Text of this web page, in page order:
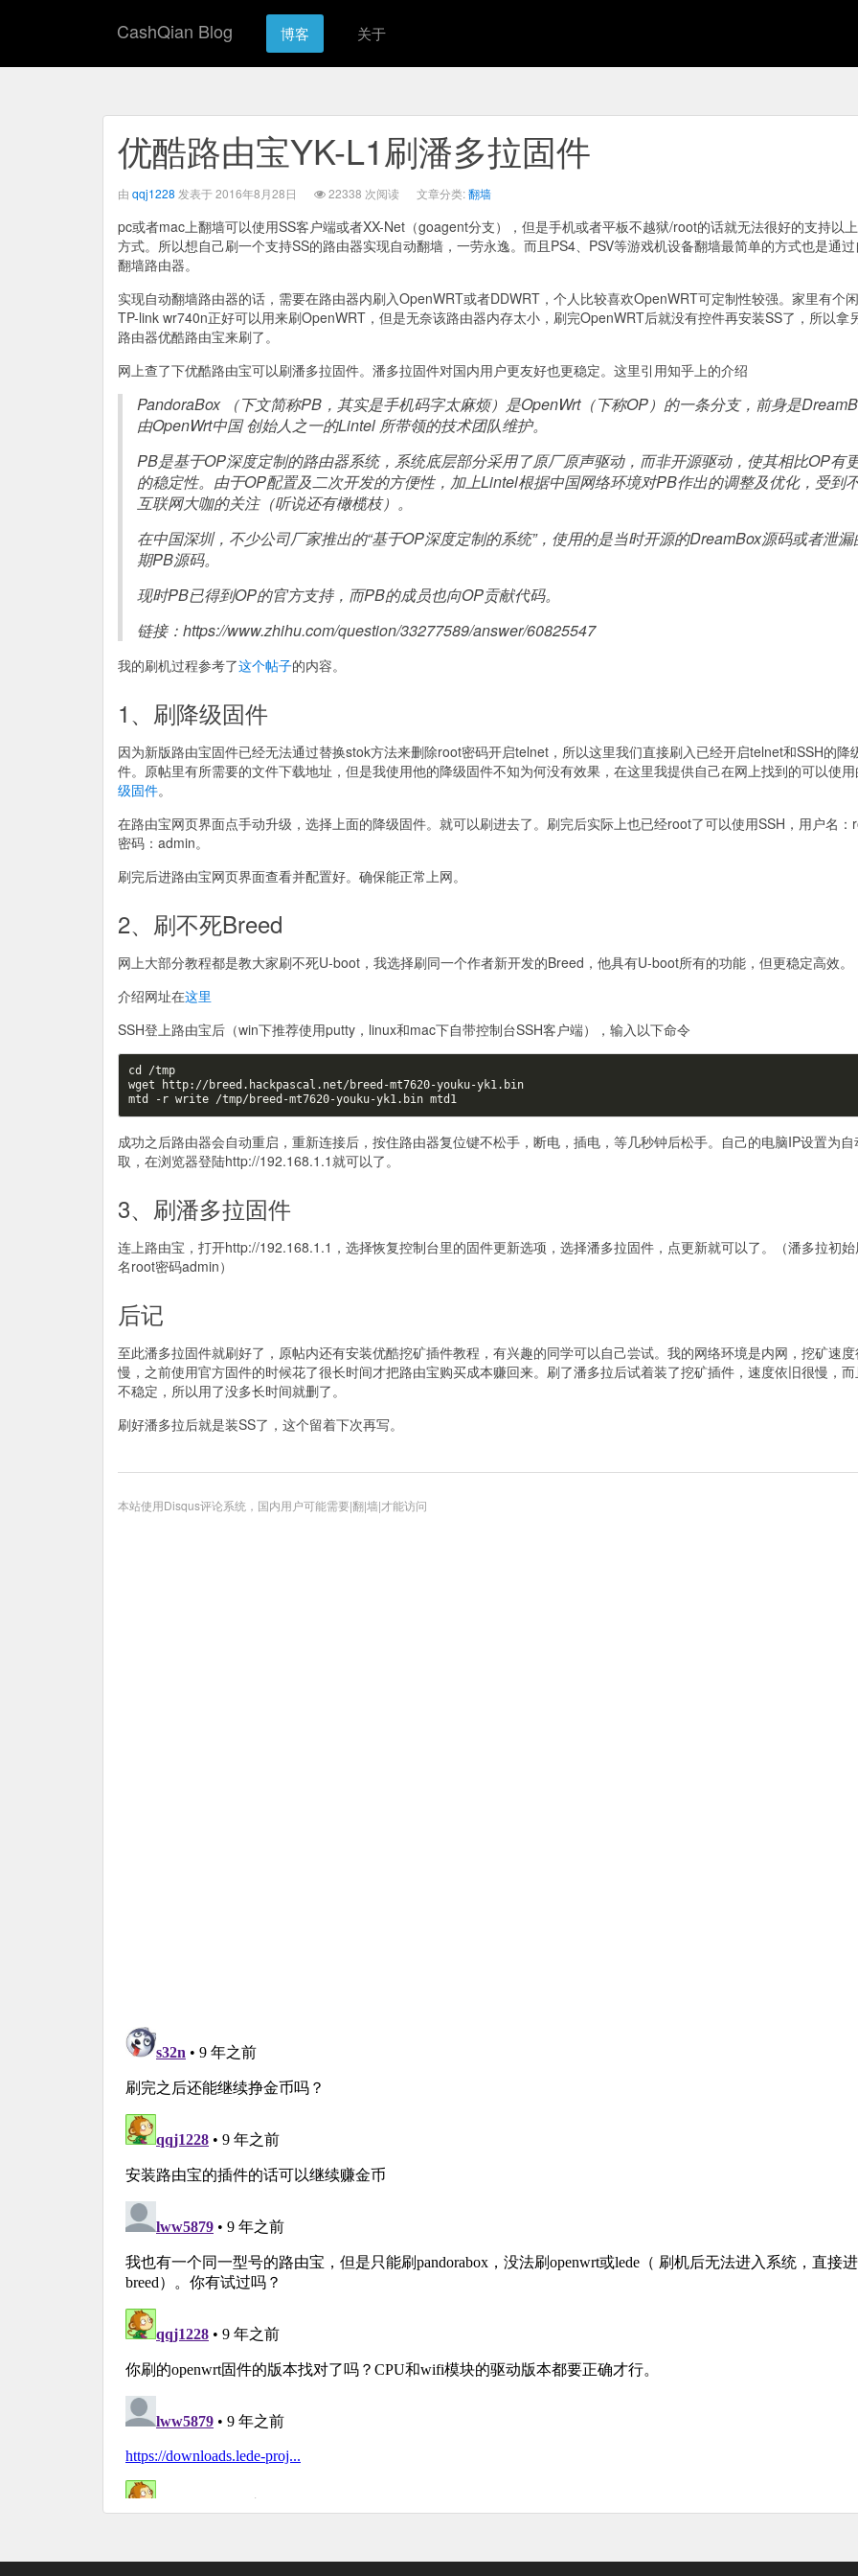
CashQian Blog 博客 关于
优酷路由宝YK-L1刷潘多拉固件
由 qqj1228 发表于 2016年8月28日 22338 次阅读 文章分类:翻墙
pc或者mac上翻墙可以使用SS客户端或者XX-Net（goagent分支），但是手机或者平板不越狱/root的话就无法很好的支持以
方式。所以想自己刷一个支持SS的路由器实现自动翻墙，一劳永逸。而且PS4、PSV等游戏机设备翻墙最简单的方式也是通
翻墙路由器。
实现自动翻墙路由器的话，需要在路由器内刷入OpenWRT或者DDWRT，个人比较喜欢OpenWRT可定制性较强。家里有个
TP-link wr740n正好可以用来刷OpenWRT，但是无奈该路由器内存太小，刷完OpenWRT后就没有控件再安装SS了，所以拿
路由器优酷路由宝来刷了。
网上查了下优酷路由宝可以刷潘多拉固件。潘多拉固件对国内用户更友好也更稳定。这里引用知乎上的介绍
PandoraBox （下文简称PB，其实是手机码字太麻烦）是OpenWrt（下称OP）的一条分支，前身是
由OpenWrt中国 创始人之一的Lintel 所带领的技术团队维护。
PB是基于OP深度定制的路由器系统，系统底层部分采用了原厂原声驱动，而非开源驱动，使其相比OP有
的稳定性。由于OP配置及二次开发的方便性，加上Lintel根据中国网络环境对PB作出的调整及优化，受到
互联网大咖的关注（听说还有橄榄枝）。
在中国深圳，不少公司厂家推出的“基于OP深度定制的系统”，使用的是当时开源的DreamBox源码或者泄漏
期PB源码。
现时PB已得到OP的官方支持，而PB的成员也向OP贡献代码。
链接：https://www.zhihu.com/question/33277589/answer/60825547
我的刷机过程参考了这个帖子的内容。
1、刷降级固件
因为新版路由宝固件已经无法通过替换stok方法来删除root密码开启telnet，所以这里我们直接刷入已经开启telnet和SSH的降
件。原帖里有所需要的文件下载地址，但是我使用他的降级固件不知为何没有效果，在这里我提供自己在网上找到的可以使
级固件。
在路由宝网页界面点手动升级，选择上面的降级固件。就可以刷进去了。刷完后实际上也已经root了可以使用SSH，用户名：
密码：admin。
刷完后进路由宝网页界面查看并配置好。确保能正常上网。
2、刷不死Breed
网上大部分教程都是教大家刷不死U-boot，我选择刷同一个作者新开发的Breed，他具有U-boot所有的功能，但更稳定高效。
介绍网址在这里
SSH登上路由宝后（win下推荐使用putty，linux和mac下自带控制台SSH客户端），输入以下命令
cd
/tmp
wget http://breed.hackpascal.net/breed-mt7620-youku-yk1.bin
成功之后路由器会自动重启，重新连接后，按住路由器复位键不松手，断电，插电，等几秒钟后松手。自己的电脑IP设置为自
取，在浏览器登陆http://192.168.1.1就可以了。
3、刷潘多拉固件
连上路由宝，打开http://192.168.1.1，选择恢复控制台里的固件更新选项，选择潘多拉固件，点更新就可以了。（潘多拉初
名root密码admin）
后记
至此潘多拉固件就刷好了，原帖内还有安装优酷挖矿插件教程，有兴趣的同学可以自己尝试。我的网络环境是内网，挖矿速
慢，之前使用官方固件的时候花了很长时间才把路由宝购买成本赚回来。刷了潘多拉后试着装了挖矿插件，速度依旧很慢，
不稳定，所以用了没多长时间就删了。
刷好潘多拉后就是装SS了，这个留着下次再写。
本站使用Disqus评论系统，国内用户可能需要|翻|墙|才能访问